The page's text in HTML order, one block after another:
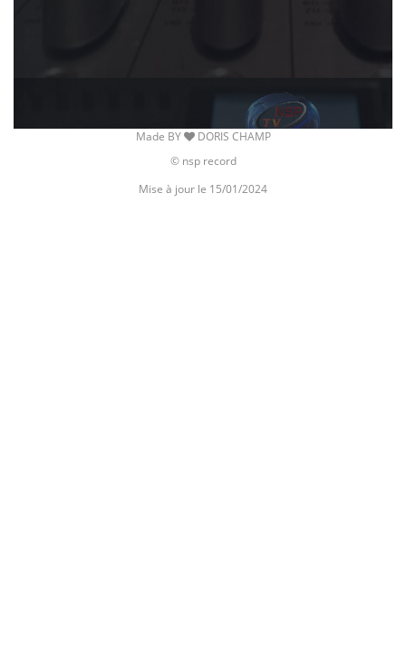
Made BY
DORIS CHAMP
© nsp record
Mise à jour le 15/01/2024